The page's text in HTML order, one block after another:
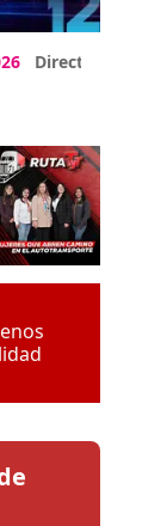
Directorio Expo